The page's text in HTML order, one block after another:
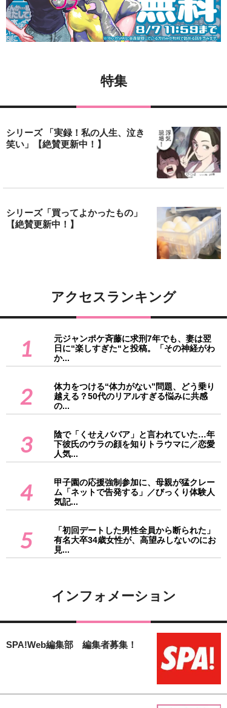
特集
シリーズ 「実録！私の人生、泣き
笑い」【絶賛更新中！】
シリーズ「買ってよかったもの」
【絶賛更新中！】
アクセスランキング
1
元ジャンポケ斉藤に求刑7年でも、妻は翌
日に“楽しすぎた“と投稿。「その神経がわ
か...
2
体力をつける“体力がない”問題、どう乗り
越える？50代のリアルすぎる悩みに共感
の...
3
陰で「くせえババア」と言われていた…年
下彼氏のウラの顔を知りトラウマに／恋愛
人気...
4
甲子園の応援強制参加に、母親が猛クレー
ム「ネットで告発する」／びっくり体験人
気記...
5
「初回デートした男性全員から断られた」
有名大卒34歳女性が、高望みしないのにお
見...
インフォメーション
SPA!Web編集部 編集者募集！